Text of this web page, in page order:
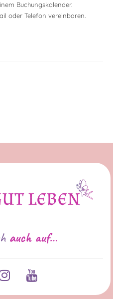
Buchungskalender.
oder Telefon vereinbaren.
auch auf…